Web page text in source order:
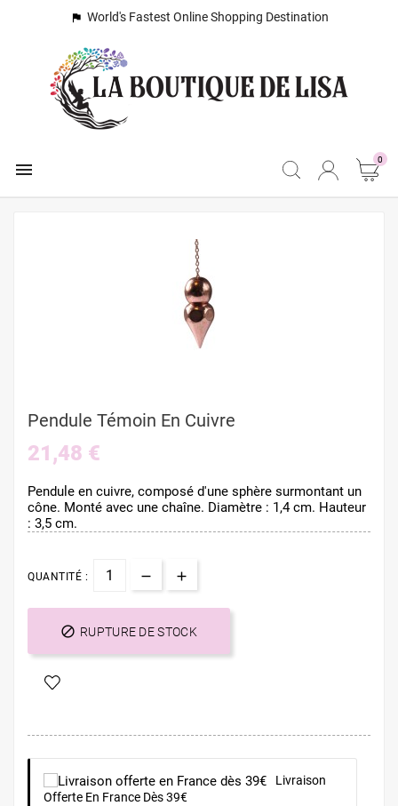
 World's Fastest Online Shopping Destination
 0
Pendule Témoin En Cuivre
21,48 €
Pendule en cuivre, composé d'une sphère surmontant un
cône. Monté avec une chaîne. Diamètre : 1,4 cm. Hauteur
: 3,5 cm.
QUANTITÉ :
 RUPTURE DE STOCK
Livraison
Offerte En France Dès 39€